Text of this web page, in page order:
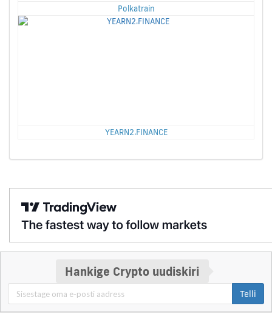
Polkatrain
YEARN2.FINANCE
Hankige Crypto uudiskiri
Telli